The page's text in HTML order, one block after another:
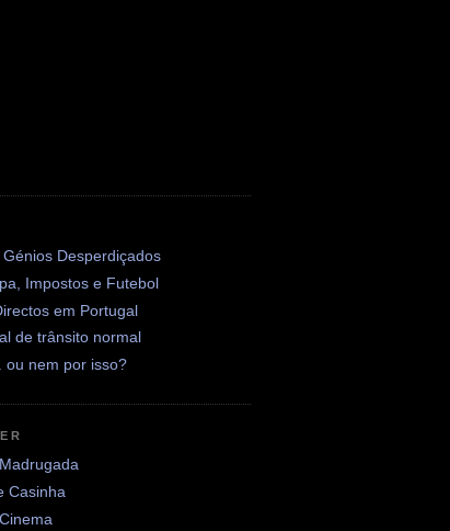
Desperdiçados
Impostos e Futebol
em Portugal
de trânsito normal
ou nem por isso?
Casinha